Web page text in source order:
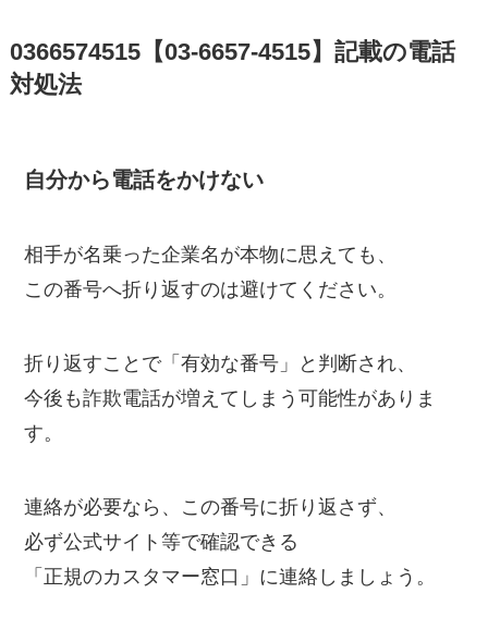
0366574515【03-6657-4515】記載の電話
対処法
自分から電話をかけない
相手が名乗った企業名が本物に思えても、
この番号へ折り返すのは避けてください。
折り返すことで「有効な番号」と判断され、
今後も詐欺電話が増えてしまう可能性がありま
す。
連絡が必要なら、この番号に折り返さず、
必ず公式サイト等で確認できる
「正規のカスタマー窓口」に連絡しましょう。